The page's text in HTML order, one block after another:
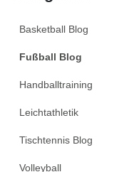
Basketball Blog
Fußball Blog
Handballtraining
Leichtathletik
Tischtennis Blog
Volleyball